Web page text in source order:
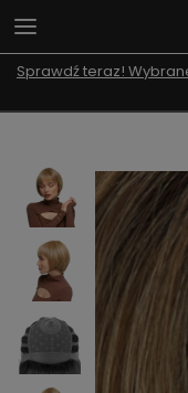
Sprawdź teraz!